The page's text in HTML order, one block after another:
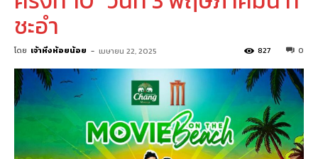
ชะอำ
โดย เจ้าหิ่งห้อยน้อย - เมษายน 22, 2025 0
827